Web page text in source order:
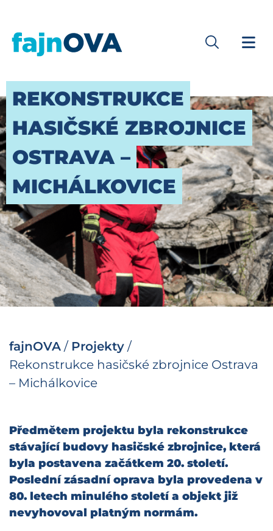
REKONSTRUKCE
HASIČSKÉ ZBROJNICE
OSTRAVA –
MICHÁLKOVICE
fajnOVA / Projekty /
Rekonstrukce hasičské zbrojnice Ostrava
– Michálkovice
Předmětem projektu byla rekonstrukce
stávající budovy hasičské zbrojnice, která
byla postavena začátkem 20. století.
Poslední zásadní oprava byla provedena v
80. letech minulého století a objekt již
nevyhovoval platným normám.